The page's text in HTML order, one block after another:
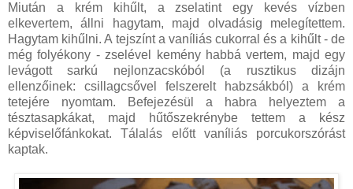
Miután a krém kihűlt, a zselatint egy kevés vízben
elkevertem, állni hagytam, majd olvadásig melegítettem.
Hagytam kihűlni. A tejszínt a vaníliás cukorral és a kihűlt - de
még folyékony - zselével kemény habbá vertem, majd egy
levágott sarkú nejlonzacskóból (a rusztikus dizájn
ellenzőinek: csillagcsővel felszerelt habzsákból) a krém
tetejére nyomtam. Befejezésül a habra helyeztem a
tésztasapkákat, majd hűtőszekrénybe tettem a kész
képviselőfánkokat. Tálalás előtt vaníliás porcukorszórást
kaptak.